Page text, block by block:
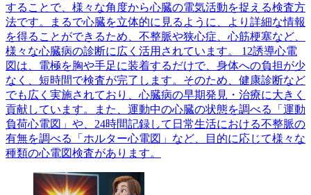
することで、様々な角度から心臓の電気活動を捉える検査方
法です。まるで心臓を立体的に見るように、より詳細な情報
を得ることができるため、不整脈や狭心症、心筋梗塞など、
様々な心臓病の診断に広く活用されています。 12誘導心電
図は、電極を胸や手足に装着するだけで、身体への負担が少
なく、短時間で検査が完了します。そのため、健康診断など
でも広く実施されており、心臓病の早期発見・治療に大きく
貢献しています。また、運動中の心臓の状態を調べる「運動
負荷心電図」や、24時間記録して日常生活における不整脈の
有無を調べる「ホルター心電図」など、目的に応じて様々な
種類の心電図検査があります。